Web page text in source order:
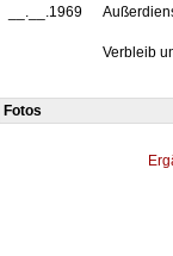
__.__.1969
Verbleib
Fotos